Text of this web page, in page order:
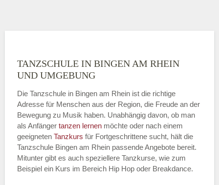
TANZSCHULE IN BINGEN AM RHEIN
UND UMGEBUNG
Die Tanzschule in Bingen am Rhein ist die richtige
Adresse für Menschen aus der Region, die Freude an der
Bewegung zu Musik haben. Unabhängig davon, ob man
als Anfänger tanzen lernen möchte oder nach einem
geeigneten Tanzkurs für Fortgeschrittene sucht, hält die
Tanzschule Bingen am Rhein passende Angebote bereit.
Mitunter gibt es auch speziellere Tanzkurse, wie zum
Beispiel ein Kurs im Bereich Hip Hop oder Breakdance.